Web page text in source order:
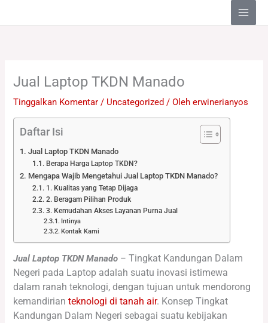
Jual Laptop TKDN Manado
Tinggalkan Komentar / Uncategorized / Oleherwinerianyos
Daftar Isi
Jual Laptop TKDN Manado
Berapa Harga Laptop TKDN?
Mengapa Wajib Mengetahui Jual Laptop TKDN Manado?
1. Kualitas yang Tetap Dijaga
2. Beragam Pilihan Produk
3. Kemudahan Akses Layanan Purna Jual
Intinya
Kontak Kami
Jual Laptop TKDN Manado –Tingkat Kandungan Dalam
Negeri pada Laptop adalah suatu inovasi istimewa
dalam ranah teknologi, dengan tujuan untuk mendorong
kemandirianteknologi di tanah air. Konsep Tingkat
Kandungan Dalam Negeri sebagai suatu kebijakan